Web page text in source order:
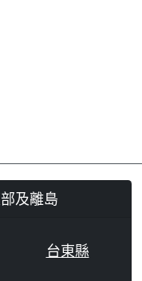
及離島
台東縣